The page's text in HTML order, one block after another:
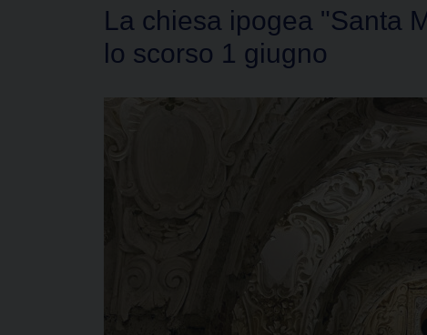
La chiesa ipogea "Santa
lo scorso 1 giugno